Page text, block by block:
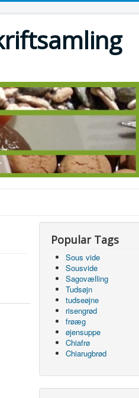
Popular Tags
Sous vide
Sousvide
Sagovælling
Tudsøjn
tudseøjne
risengrød
frøæg
øjensuppe
Chiafrø
Chiarugbrød